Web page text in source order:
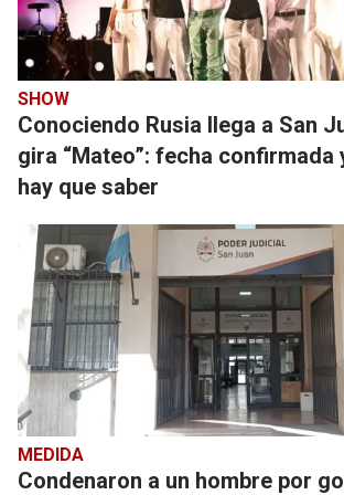
SHOW
Conociendo Rusia llega a San
gira “Mateo”: fecha confirmada
hay que saber
MEDIDA
Condenaron a un hombre por